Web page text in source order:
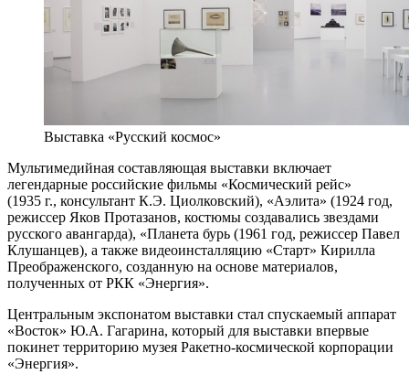
Выставка «Русский космос»
Мультимедийная составляющая выставки включает
легендарные российские фильмы «Космический рейс»
(1935 г., консультант К.Э. Циолковский), «Аэлита» (1924 год,
режиссер Яков Протазанов, костюмы создавались звездами
русского авангарда), «Планета бурь (1961 год, режиссер Павел
Клушанцев), а также видеоинсталляцию «Старт» Кирилла
Преображенского, созданную на основе материалов,
полученных от РКК «Энергия».
Центральным экспонатом выставки стал спускаемый аппарат
«Восток» Ю.А. Гагарина, который для выставки впервые
покинет территорию музея Ракетно-космической корпорации
«Энергия».